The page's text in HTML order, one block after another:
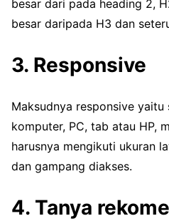
besar dari pada heading 2,
besar daripada H3 dan
3. Responsive
Maksudnya responsive
komputer, PC, tab atau HP,
harusnya mengikuti ukuran
dan gampang diakses.
4. Tanya